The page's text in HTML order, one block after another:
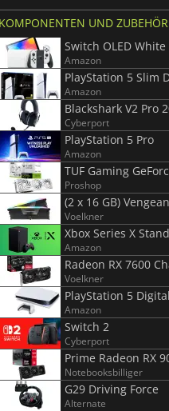
KOMPONENTEN UND ZUBEHÖR
Switch OLED White
Amazon
Amazon
Blackshark V2 Pro
Cyberport
PlayStation 5 Pro
Amazon
Proshop
Voelkner
Xbox Series X
Amazon
Radeon RX 7600
Voelkner
PlayStation 5
Amazon
Switch 2
Cyberport
Notebooksbilliger
G29 Driving Force
Alternate